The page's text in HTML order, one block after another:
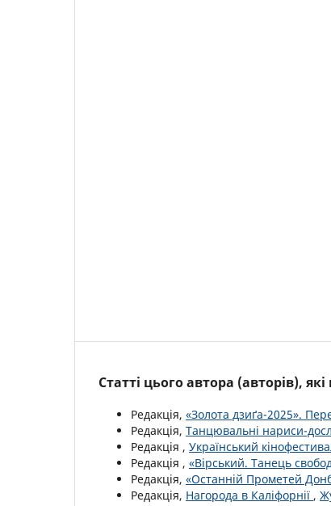
Статті цього автора (авторів),
Редакція, «Золота дзиґа-2025».
Редакція, Танцювальні нариси-
Редакція , Український
Редакція , «Вірський. Танець
Редакція, «Останній Прометей
Редакція, Нагорода в Каліфорнії ,